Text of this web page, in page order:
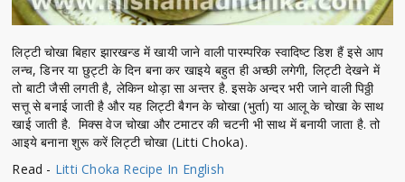
लिट्टी चोखा बिहार झारखन्ड में खायी जाने वाली पारम्परिक स्वादिष्ट डिश हैं इसे आप
लन्च, डिनर या छुट्टी के दिन बना कर खाइये बहुत ही अच्छी लगेगी, लिट्टी देखने में
तो बाटी जैसी लगती है, लेकिन थोड़ा सा अन्तर है. इसके अन्दर भरी जाने वाली पिठ्ठी
सत्तू से बनाई जाती है और यह लिट्टी बैगन के चोखा (भुर्ता) या आलू के चोखा के साथ
खाई जाती है. मिक्स वेज चोखा और टमाटर की चटनी भी साथ में बनायी जाता है. तो
आइये बनाना शुरू करें लिट्टी चोखा (Litti Choka).
Read - Litti Choka Recipe In English